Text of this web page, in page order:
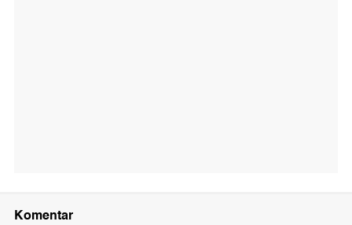
Komentar